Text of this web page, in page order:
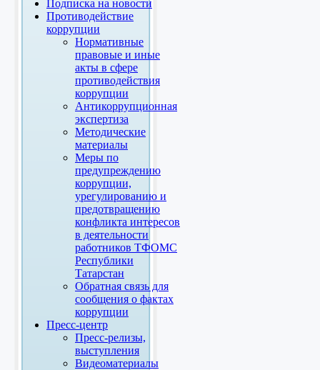
Подписка на новости
Противодействие
коррупции
Нормативные
правовые и иные
акты в сфере
противодействия
коррупции
Антикоррупционная
экспертиза
Методические
материалы
Меры по
предупреждению
коррупции,
урегулированию и
предотвращению
конфликта интересов
в деятельности
работников ТФОМС
Республики
Татарстан
Обратная связь для
сообщения о фактах
коррупции
Пресс-центр
Пресс-релизы,
выступления
Видеоматериалы